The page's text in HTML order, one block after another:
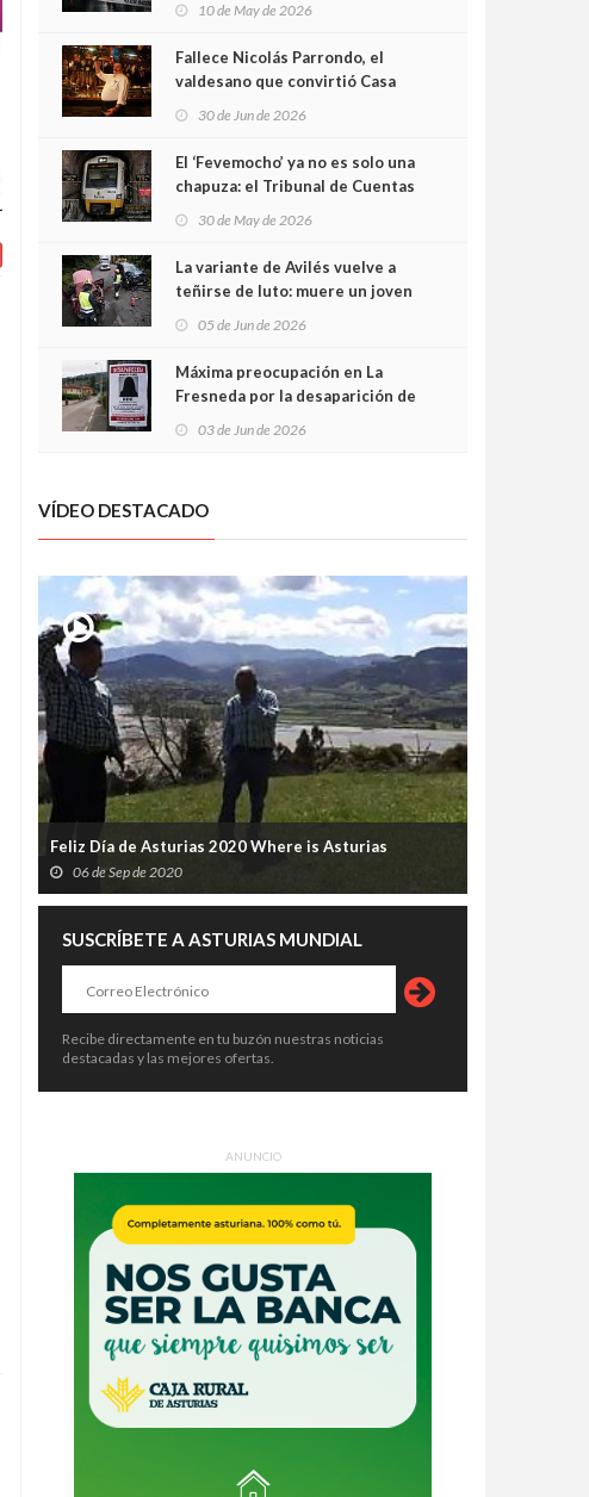
cámaras captan sus últimos
minutos
10 de May de 2026
Fallece Nicolás Parrondo, el
valdesano que convirtió Casa
30 de Jun de 2026
El ‘Fevemocho’ ya no es solo una
chapuza: el Tribunal de Cuentas
sobrecoste de los trenes que no
cabían por los túneles
30 de May de 2026
La variante de Avilés vuelve a
teñirse de luto: muere un joven
05 de Jun de 2026
Máxima preocupación en La
Fresneda por la desaparición de
03 de Jun de 2026
VÍDEO DESTACADO
Feliz Día de Asturias 2020 Where is Asturias
06 de Sep de 2020
SUSCRÍBETE A ASTURIAS MUNDIAL
Recibe directamente en tu buzón nuestras noticias
destacadas y las mejores ofertas.
ANUNCIO